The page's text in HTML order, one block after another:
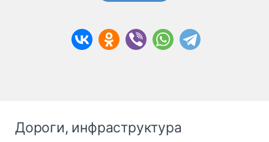
Дороги, инфраструктура